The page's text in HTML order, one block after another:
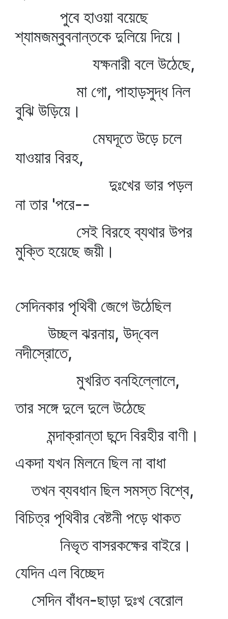
পুবে হাওয়া বয়েছে
শ্যামজম্বুবনান্তকে দুলিয়ে দিয়ে।
যক্ষনারী বলে উঠেছে,
মা গো, পাহাড়সুদ্ধ নিল
বুঝি উড়িয়ে।
মেঘদূতে উড়ে চলে
যাওয়ার বিরহ,
দুঃখের ভার পড়ল
না তার 'পরে--
সেই বিরহে ব্যথার উপর
মুক্তি হয়েছে জয়ী।
সেদিনকার পৃথিবী জেগে উঠেছিল
উচ্ছল ঝরনায়, উদ্‌বেল
নদীস্রোতে,
মুখরিত বনহিল্লোলে,
তার সঙ্গে দুলে দুলে উঠেছে
মন্দাক্রান্তা ছন্দে বিরহীর বাণী।
একদা যখন মিলনে ছিল না বাধা
তখন ব্যবধান ছিল সমস্ত বিশ্বে,
বিচিত্র পৃথিবীর বেষ্টনী পড়ে থাকত
নিভৃত বাসরকক্ষের বাইরে।
যেদিন এল বিচ্ছেদ
সেদিন বাঁধন-ছাড়া দুঃখ বেরোল